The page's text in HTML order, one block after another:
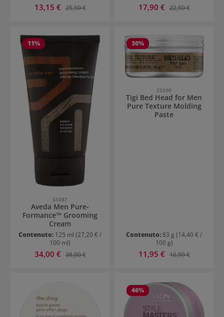
Prezzo di vendita:
13,15 € Prezzo normale:
25,50 €
Prezzo di vendita:
17,90 € Prezzo normale:
22,50 €
11%
55087
Aveda Men Pure-
Formance™ Grooming
Cream
Contenuto: 125 ml (27,20 € /
100 ml)
Prezzo di vendita:
34,00 € Prezzo normale:
38,00 €
30%
23290
Tigi Bed Head for Men
Pure Texture Molding
Paste
Contenuto:83 g (14,40 € /
100 g)
Prezzo di vendita:
11,95 € Prezzo normale:
16,99 €
46%